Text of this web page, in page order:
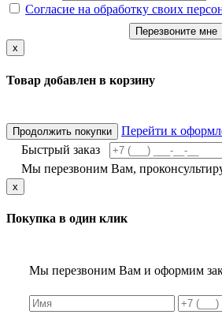
Согласие на обработку своих
Перезвоните мне
x
Товар добавлен в корзину
Продолжить покупки
Перейти к
Быстрый заказ
Мы перезвоним Вам,
x
Покупка в один клик
Мы перезвоним Вам и оформим